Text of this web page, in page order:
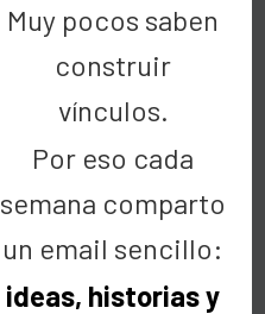
Muy pocos saben
construir
vínculos.
Por eso cada
semana comparto
un email sencillo:
ideas, historias y